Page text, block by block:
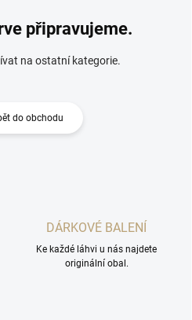
připravujeme.
na ostatní kategorie.
do obchodu
DÁRKOVÉ BALENÍ
Ke každé láhvi u nás najdete
originální obal.